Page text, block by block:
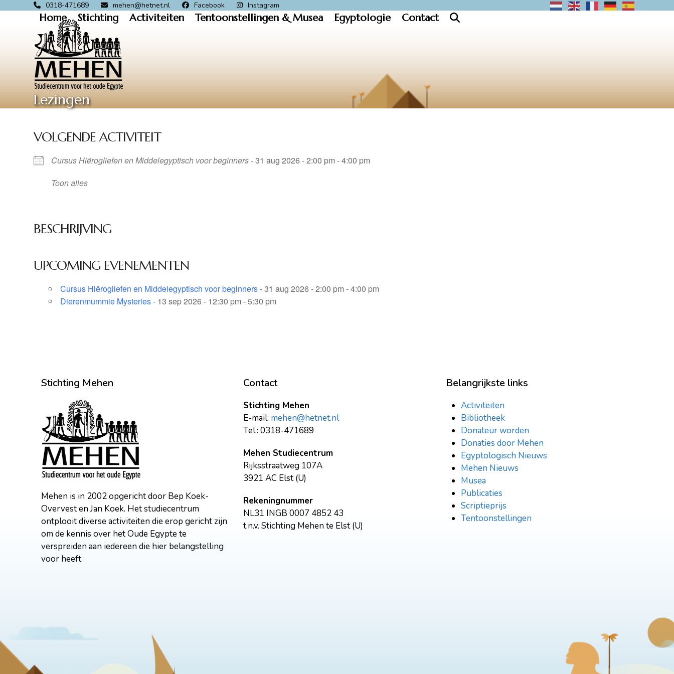
0318-471689 mehen@hetnet.nl Facebook Instagram
Home Stichting Activiteiten Tentoonstellingen & Musea Egyptologie Contact
Lezingen
VOLGENDE ACTIVITEIT
Cursus Hiërogliefen en Middelegyptisch voor beginners- 31 aug 2026 - 2:00 pm - 4:00 pm
Toon alles
BESCHRIJVING
UPCOMING EVENEMENTEN
Cursus Hiërogliefen en Middelegyptisch voor beginners- 31 aug 2026 - 2:00 pm - 4:00 pm
Dierenmummie Mysteries- 13 sep 2026 - 12:30 pm - 5:30 pm
Stichting Mehen
Mehen is in 2002 opgericht door Bep Koek-
Overvest en Jan Koek. Het studiecentrum
ontplooit diverse activiteiten die erop gericht zijn
om de kennis over het Oude Egypte te
verspreiden aan iedereen die hier belangstelling
voor heeft.
Contact
Stichting Mehen
E-mail: mehen@hetnet.nl
Tel.: 0318-471689
Mehen Studiecentrum
Rijksstraatweg 107A
3921 AC Elst (U)
Rekeningnummer
NL31 INGB 0007 4852 43
t.n.v. Stichting Mehen te Elst (U)
Belangrijkste links
Activiteiten
Bibliotheek
Donateur worden
Donaties door Mehen
Egyptologisch Nieuws
Mehen Nieuws
Musea
Publicaties
Scriptieprijs
Tentoonstellingen